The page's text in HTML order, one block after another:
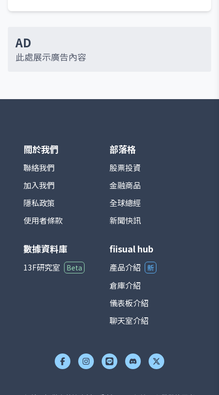
AD
此處展示廣告內容
關於我們
聯絡我們
加入我們
隱私政策
使用者條款
部落格
股票投資
金融商品
全球總經
新聞快訊
數據資料庫
13F研究室 Beta
fiisual hub
產品介紹 新
倉庫介紹
儀表板介紹
聊天室介紹